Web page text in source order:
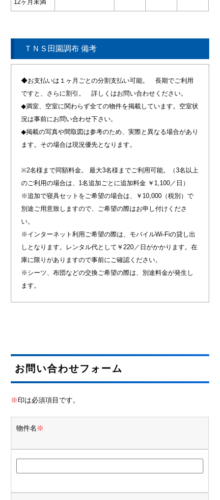
12ヶ月未満
ＴＮＳ田園調布 備考
◆お支払いは１ヶ月ごとの分割支払い可能。 長期でご利用
ですと、さらに割引。 詳しくはお問い合わせください。
◆満室、空室に関わらず全ての物件を掲載しています。空室状
況は事前にお問い合わせ下さい。
◆掲載の写真や間取図は参考のため、実際と異なる場合があり
ます。その場合は現況優先となります。
※2名様まで同額料金。 最大3名様までご利用可能。（3名以上
のご利用の場合は、1名追加ごとに追加料金 ￥1,100／日）
※追加で寝具セットをご希望の場合は、￥10,000（税別）で
別途ご用意致しますので、ご希望の際はお申し付けくださ
い。
※インターネット利用ご希望の際は、モバイルWi-Fiの貸し出
しとなります。レンタル代として￥220／日がかかります。在
庫に限りがありますので事前にご確認ください。
※シーツ、布団などの交換ご希望の際は、別途料金が発生し
ます。
お問い合わせフォーム
※印は必須項目です。
物件名 ※